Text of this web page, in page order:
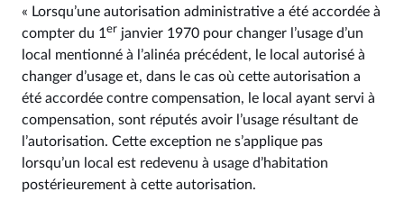
« Lorsqu’une autorisation administrative a été accordée à
compter du 1 er janvier 1970 pour changer l’usage d’un
local mentionné à l’alinéa précédent, le local autorisé à
changer d’usage et, dans le cas où cette autorisation a
été accordée contre compensation, le local ayant servi à
compensation, sont réputés avoir l’usage résultant de
l’autorisation. Cette exception ne s’applique pas
lorsqu’un local est redevenu à usage d’habitation
postérieurement à cette autorisation.